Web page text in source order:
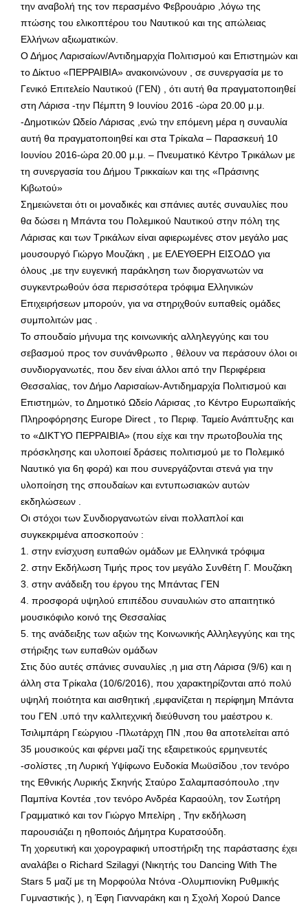
την αναβολή της τον περασμένο Φεβρουάριο ,λόγω της
πτώσης του ελικοπτέρου του Ναυτικού και της απώλειας
Ελλήνων αξιωματικών.
Ο Δήμος Λαρισαίων/Αντιδημαρχία Πολιτισμού και Επιστημών και
το Δίκτυο «ΠΕΡΡΑΙΒΙΑ» ανακοινώνουν , σε συνεργασία με το
Γενικό Επιτελείο Ναυτικού (ΓΕΝ) , ότι αυτή θα πραγματοποιηθεί
στη Λάρισα -την Πέμπτη 9 Ιουνίου 2016 -ώρα 20.00 μ.μ.
-Δημοτικών Ωδείο Λάρισας ,ενώ την επόμενη μέρα η συναυλία
αυτή θα πραγματοποιηθεί και στα Τρίκαλα – Παρασκευή 10
Ιουνίου 2016-ώρα 20.00 μ.μ. – Πνευματικό Κέντρο Τρικάλων με
τη συνεργασία του Δήμου Τρικκαίων και της «Πράσινης
Κιβωτού»
Σημειώνεται ότι οι μοναδικές και σπάνιες αυτές συναυλίες που
θα δώσει η Μπάντα του Πολεμικού Ναυτικού στην πόλη της
Λάρισας και των Τρικάλων είναι αφιερωμένες στον μεγάλο μας
μουσουργό Γιώργο Μουζάκη , με ΕΛΕΥΘΕΡΗ ΕΙΣΟΔΟ για
όλους ,με την ευγενική παράκληση των διοργανωτών να
συγκεντρωθούν όσα περισσότερα τρόφιμα Ελληνικών
Επιχειρήσεων μπορούν, για να στηριχθούν ευπαθείς ομάδες
συμπολιτών μας .
Το σπουδαίο μήνυμα της κοινωνικής αλληλεγγύης και του
σεβασμού προς τον συνάνθρωπο , θέλουν να περάσουν όλοι οι
συνδιοργανωτές, που δεν είναι άλλοι από την Περιφέρεια
Θεσσαλίας, τον Δήμο Λαρισαίων-Αντιδημαρχία Πολιτισμού και
Επιστημών, το Δημοτικό Ωδείο Λάρισας ,το Κέντρο Ευρωπαϊκής
Πληροφόρησης Europe Direct , το Περιφ. Ταμείο Ανάπτυξης και
το «ΔΙΚΤΥΟ ΠΕΡΡΑΙΒΙΑ» (που είχε και την πρωτοβουλία της
πρόσκλησης και υλοποιεί δράσεις πολιτισμού με το Πολεμικό
Ναυτικό για 6η φορά) και που συνεργάζονται στενά για την
υλοποίηση της σπουδαίων και εντυπωσιακών αυτών
εκδηλώσεων .
Οι στόχοι των Συνδιοργανωτών είναι πολλαπλοί και
συγκεκριμένα αποσκοπούν :
1. στην ενίσχυση ευπαθών ομάδων με Ελληνικά τρόφιμα
2. στην Εκδήλωση Τιμής προς τον μεγάλο Συνθέτη Γ. Μουζάκη
3. στην ανάδειξη του έργου της Μπάντας ΓΕΝ
4. προσφορά υψηλού επιπέδου συναυλιών στο απαιτητικό
μουσικόφιλο κοινό της Θεσσαλίας
5. της ανάδειξης των αξιών της Κοινωνικής Αλληλεγγύης και της
στήριξης των ευπαθών ομάδων
Στις δύο αυτές σπάνιες συναυλίες ,η μια στη Λάρισα (9/6) και η
άλλη στα Τρίκαλα (10/6/2016), που χαρακτηρίζονται από πολύ
υψηλή ποιότητα και αισθητική ,εμφανίζεται η περίφημη Μπάντα
του ΓΕΝ .υπό την καλλιτεχνική διεύθυνση του μαέστρου κ.
Τσιλιμπάρη Γεώργιου -Πλωτάρχη ΠΝ ,που θα αποτελείται από
35 μουσικούς και φέρνει μαζί της εξαιρετικούς ερμηνευτές
-σολίστες ,τη Λυρική Υψίφωνο Ευδοκία Μωϋσίδου ,τον τενόρο
της Εθνικής Λυρικής Σκηνής Σταύρο Σαλαμπασόπουλο ,την
Παμπίνα Κοντέα ,τον τενόρο Ανδρέα Καραούλη, τον Σωτήρη
Γραμματικό και τον Γιώργο Μπελίρη , Την εκδήλωση
παρουσιάζει η ηθοποιός Δήμητρα Κυρατσούδη.
Τη χορευτική και χορογραφική υποστήριξη της παράστασης έχει
αναλάβει ο Richard Szilagyi (Νικητής του Dancing With The
Stars 5 μαζί με τη Μορφούλα Ντόνα -Ολυμπιονίκη Ρυθμικής
Γυμναστικής ), η Έφη Γιανναράκη και η Σχολή Χορού Dance